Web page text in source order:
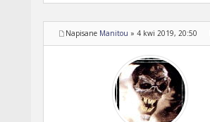
Napisane Manitou » 4 kwi 2019, 20:50